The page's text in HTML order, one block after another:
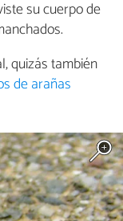
su cuerpo de
quizás también
de arañas